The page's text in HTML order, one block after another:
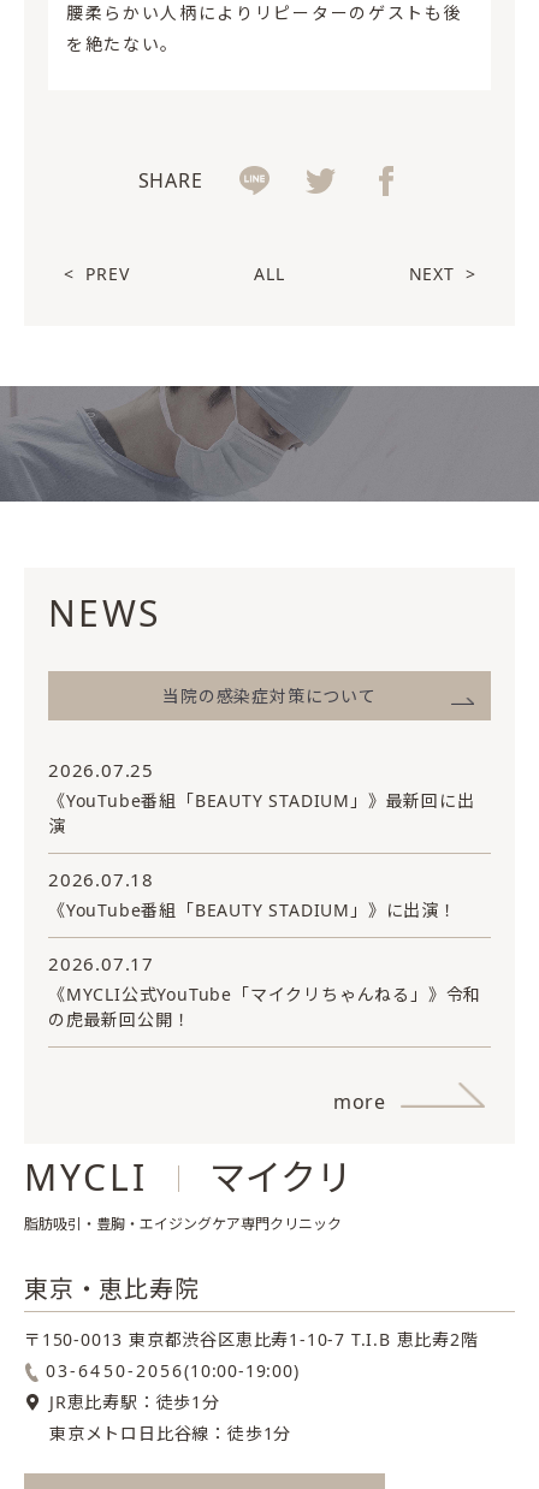
腰柔らかい人柄によりリピーターのゲストも後
を絶たない。
SHARE
< PREV ALL NEXT >
NEWS
当院の感染症対策について
2026.07.25
《YouTube番組「BEAUTY STADIUM」》最新回に出
演
2026.07.18
《YouTube番組「BEAUTY STADIUM」》に出演！
2026.07.17
《MYCLI公式YouTube「マイクリちゃんねる」》令和
の虎最新回公開！
more
MYCLI マイクリ
脂肪吸引・豊胸・エイジングケア専門クリニック
東京・恵比寿院
〒150-0013 東京都渋谷区恵比寿1-10-7 T.I.B 恵比寿2階
03-6450-2056(10:00-19:00)
JR恵比寿駅：徒歩1分
東京メトロ日比谷線：徒歩1分